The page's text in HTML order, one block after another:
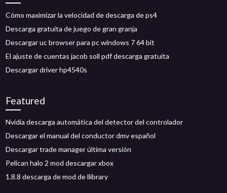
Cómo maximizar la velocidad de descarga de ps4
Descarga gratuita de juego de gran granja
Descargar uc browser para pc windows 7 64 bit
El ajuste de cuentas jacob soll pdf descarga gratuita
Descargar driver hp4540s
Featured
Nvidia descarga automática del detector del controlador
Descargar el manual del conductor dmv español
Descargar trade manager última versión
Pelican halo 2 mod descargar xbox
1.8.8 descarga de mod de llibrary